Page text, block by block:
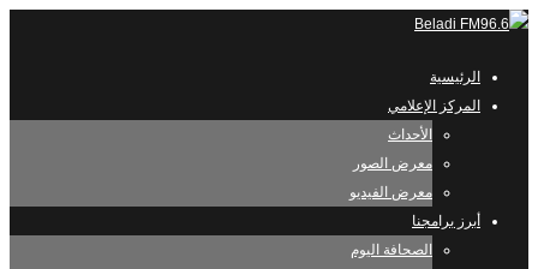
الرئيسية
المركز الإعلامي
الأحداث
معرض الصور
معرض الفيديو
أبرز برامجنا
الصحافة اليوم